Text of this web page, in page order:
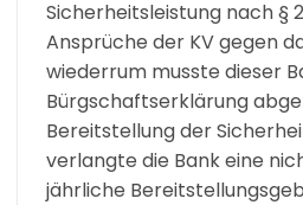
Sicherheitsleistung nach §
Ansprüche der KV gegen
wiederrum musste dieser
Bürgschaftserklärung
Bereitstellung der
verlangte die Bank eine
jährliche